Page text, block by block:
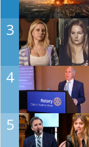
3
4
5